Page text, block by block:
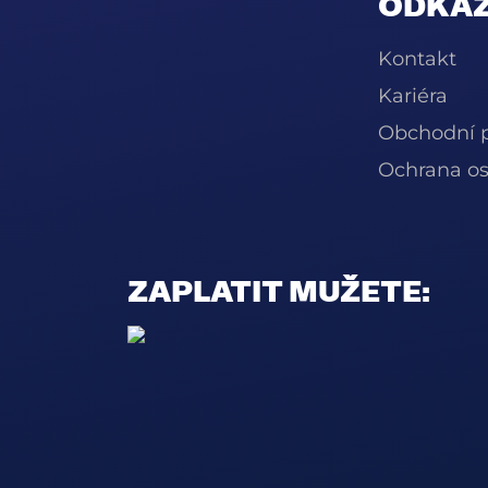
Kontakt
Kariéra
Obchodní
Ochrana
ZAPLATIT MUŽETE: